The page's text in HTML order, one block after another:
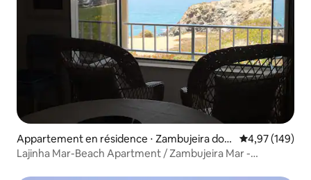
Appartement en résidence ⋅ Zambujeira do
Mar
Évaluation
4,97 (149)
Lajinha Mar-Beach Apartment / Zambujeira Mar -